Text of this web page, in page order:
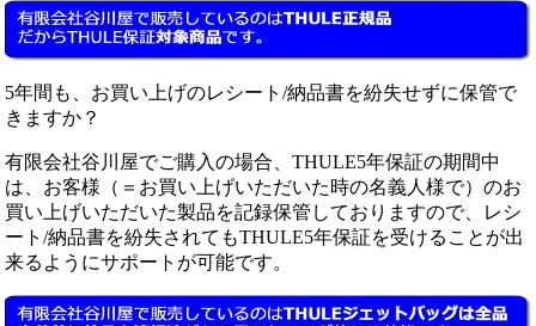
5年間も、お買い上げのレシート/納品書を紛失せずに保管で
きますか？
有限会社谷川屋でご購入の場合、THULE5年保証の期間中
は、お客様（＝お買い上げいただいた時の名義人様で）のお
買い上げいただいた製品を記録保管しておりますので、レシ
ート/納品書を紛失されてもTHULE5年保証を受けることが出
来るようにサポートが可能です。